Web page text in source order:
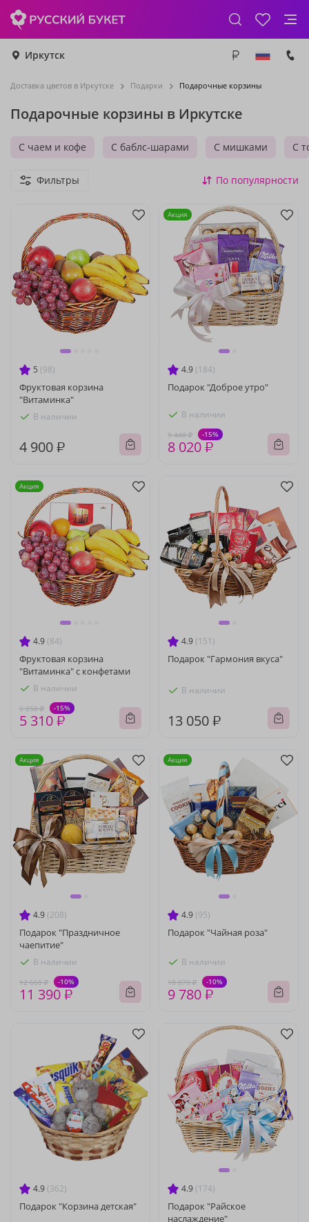
Иркутск
Доставка цветов в Иркутске Подарки Подарочные корзины
Подарочные корзины в Иркутске
С чаем и кофе С баблс-шарами С мишками С
Фильтры По популярности
5 (98)
Фруктовая корзина
"Витаминка"
В наличии
4 900 ₽
4.9 (184)
Подарок "Доброе утро"
В наличии
9 440 ₽ -15%
8 020 ₽
Акция
4.9 (84)
Фруктовая корзина
"Витаминка" с конфетами
В наличии
6 250 ₽ -15%
5 310 ₽
Акция
4.9 (151)
Подарок "Гармония вкуса"
В наличии
13 050 ₽
4.9 (208)
Подарок "Праздничное
чаепитие"
В наличии
12 660 ₽ -10%
11 390 ₽
Акция
4.9 (95)
Подарок "Чайная роза"
В наличии
10 870 ₽ -10%
9 780 ₽
Акция
4.9 (362)
Подарок "Корзина детская"
4.9 (174)
Подарок "Райское
наслаждение"